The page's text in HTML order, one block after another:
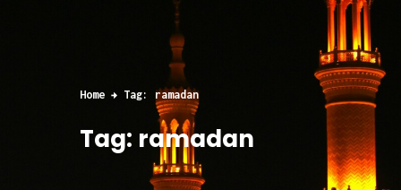
Home Tag: ramadan
Tag: ramadan